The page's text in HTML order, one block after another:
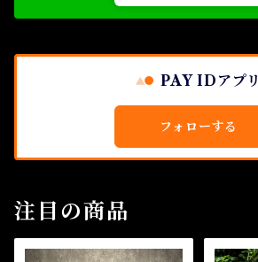
PAY IDアプリ
フォローする
注目の商品